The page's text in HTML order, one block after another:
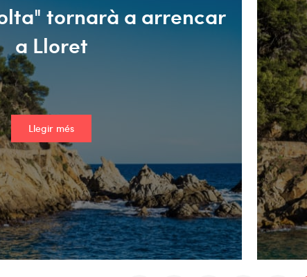
tornarà a arrencar
a Lloret
Llegir més